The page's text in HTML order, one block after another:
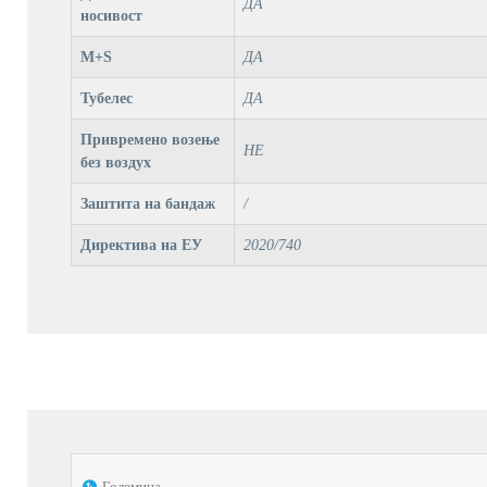
носивост
ДА
M+S ДА
Тубелес ДА
Привремено возење
без воздух
НЕ
Заштита на бандаж /
Директива на ЕУ 2020/740